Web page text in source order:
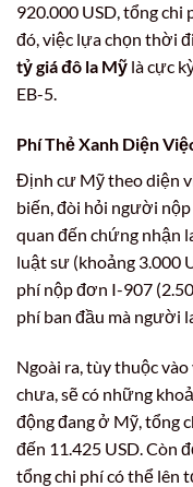
920.000 USD, tổng chi
đó, việc lựa chọn thời
tỷ giá đô la Mỹ là cực
EB-5.
Phí Thẻ Xanh Diện
Định cư Mỹ theo diện
biến, đòi hỏi người
quan đến chứng nhận
luật sư (khoảng 3.000
phí nộp đơn I-907
phí ban đầu mà người
Ngoài ra, tùy thuộc
chưa, sẽ có những
động đang ở Mỹ, tổng
đến 11.425 USD. Còn
tổng chi phí có thể lên